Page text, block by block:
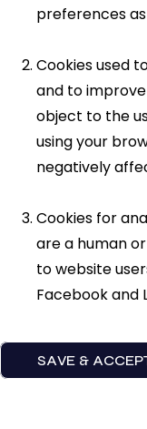
preferences
Cookies used
and to
object to the
using your
negatively
Cookies for
are a human
to website
Facebook and
SAVE &